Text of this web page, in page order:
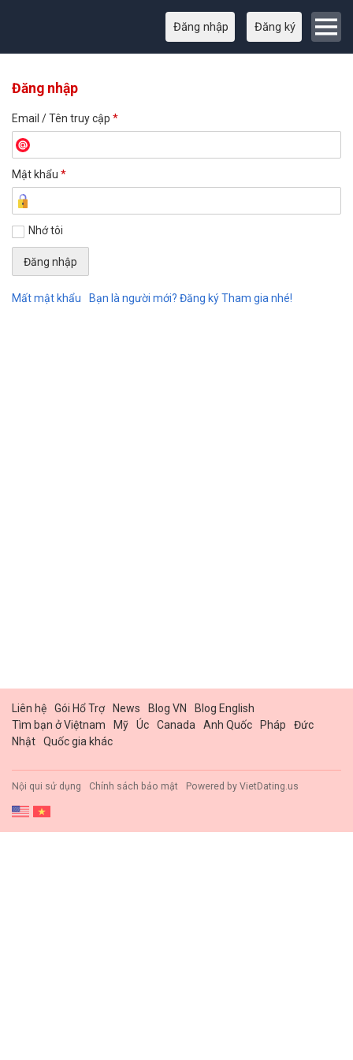
Đăng nhập Đăng ký
Đăng nhập
Email / Tên truy cập *
Mật khẩu *
Nhớ tôi
Mất mật khẩu Bạn là người mới? Đăng ký Tham gia nhé!
Liên hệ Gói Hổ Trợ News Blog VN
Blog English
Tìm bạn ở Việtnam
Mỹ Úc Canada Anh Quốc Pháp
Đức
Nhật
Quốc gia khác
Nội qui sử dụng Chính sách bảo mật Powered by VietDating.us